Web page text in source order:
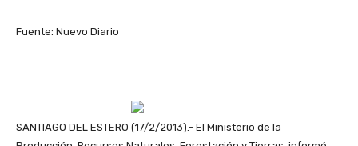
Fuente: Nuevo Diario
SANTIAGO DEL ESTERO (17/2/2013).- El Ministerio de la